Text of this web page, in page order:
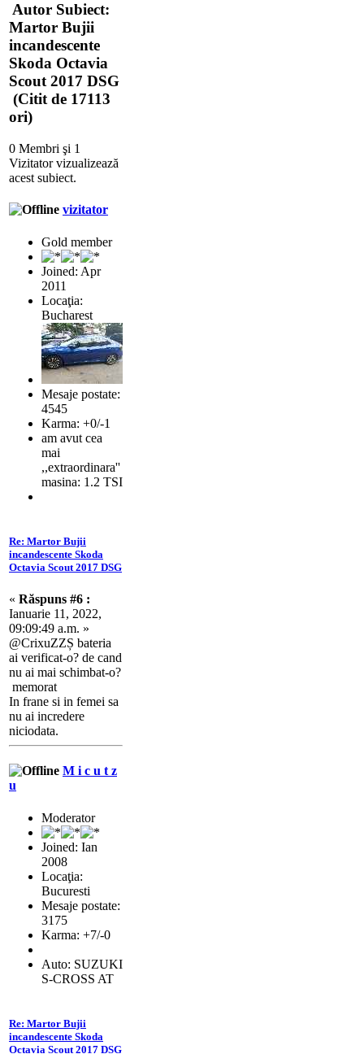
Autor Subiect:
Martor Bujii
incandescente
Skoda Octavia
Scout 2017 DSG
(Citit de 17113
ori)
0 Membri şi 1
Vizitator vizualizează
acest subiect.
vizitator
Gold member
Joined: Apr
2011
Locaţia:
Bucharest
Mesaje postate:
4545
Karma: +0/-1
am avut cea
mai
,,extraordinara''
masina: 1.2 TSI
Re: Martor Bujii
incandescente Skoda
Octavia Scout 2017 DSG
« Răspuns #6 :
Ianuarie 11, 2022,
09:09:49 a.m. »
@CrixuZZȘ bateria
ai verificat-o? de cand
nu ai mai schimbat-o?
memorat
In frane si in femei sa
nu ai incredere
niciodata.
M i c u t z
u
Moderator
Joined: Ian
2008
Locaţia:
Bucuresti
Mesaje postate:
3175
Karma: +7/-0
Auto: SUZUKI
S-CROSS AT
Re: Martor Bujii
incandescente Skoda
Octavia Scout 2017 DSG